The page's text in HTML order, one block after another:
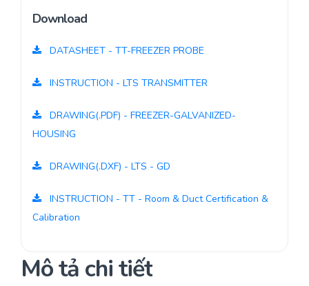
Download
DATASHEET - TT-FREEZER PROBE
INSTRUCTION - LTS TRANSMITTER
DRAWING(.PDF) - FREEZER-GALVANIZED-
HOUSING
DRAWING(.DXF) - LTS - GD
INSTRUCTION - TT - Room & Duct Certification &
Calibration
Mô tả chi tiết